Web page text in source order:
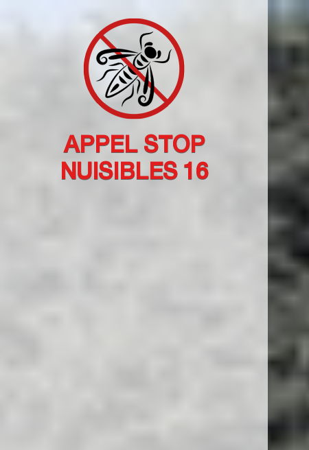
APPEL STOP
NUISIBLES 16